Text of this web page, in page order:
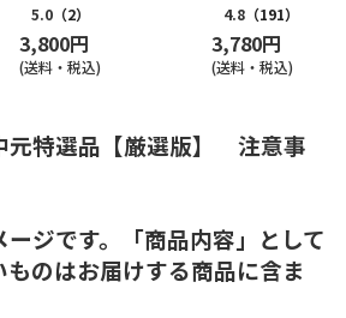
5.0 （2）
3,800円
(送料・税込)
4.8 （191）
3,780円
(送料・税込)
元特選品【厳選版】 注意事
ジです。「商品内容」として
のはお届けする商品に含ま